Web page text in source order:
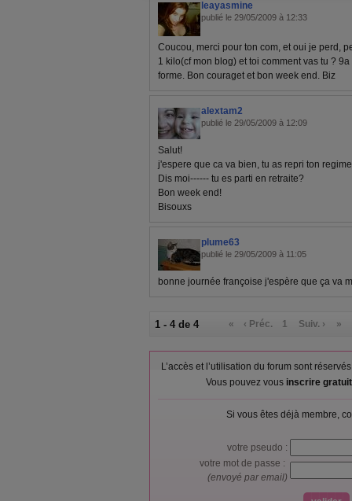
leayasmine
publié le 29/05/2009 à 12:33
Coucou, merci pour ton com, et oui je perd,
1 kilo(cf mon blog) et toi comment vas tu ?
forme. Bon couraget et bon week end. Biz
alextam2
publié le 29/05/2009 à 12:09
Salut!
j'espere que ca va bien, tu as repri ton
Dis moi------ tu es parti en retraite?
Bon week end!
Bisouxs
plume63
publié le 29/05/2009 à 11:05
bonne journée françoise j'espère que ça va
1 - 4 de 4 « ‹ Préc. 1 Suiv. › »
L’accès et l’utilisation du forum sont
Vous pouvez vous inscrire
Si vous êtes déjà membre,
votre pseudo :
votre mot de passe :
(envoyé par email)